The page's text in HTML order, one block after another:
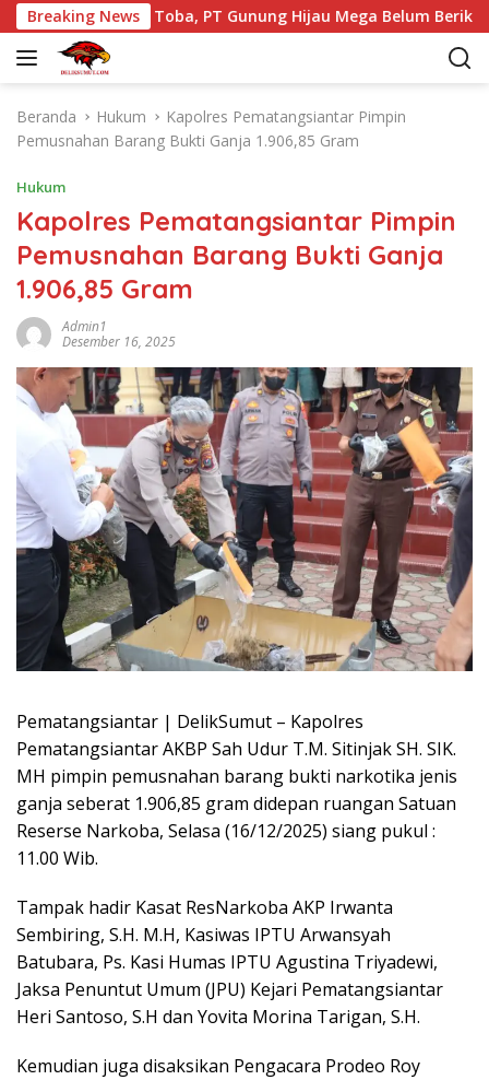
a
Breaking News
Tao Toba, PT Gunung Hijau Mega Belum Berikan
Beranda Hukum
Kapolres Pematangsiantar Pimpin
Pemusnahan Barang Bukti Ganja 1.906,85 Gram
Hukum
Kapolres Pematangsiantar Pimpin
Pemusnahan Barang Bukti Ganja
1.906,85 Gram
Admin1
Desember 16, 2025
Pematangsiantar | DelikSumut – Kapolres
Pematangsiantar AKBP Sah Udur T.M. Sitinjak SH. SIK.
MH pimpin pemusnahan barang bukti narkotika jenis
ganja seberat 1.906,85 gram didepan ruangan Satuan
Reserse Narkoba, Selasa (16/12/2025) siang pukul :
11.00 Wib.
Tampak hadir Kasat ResNarkoba AKP Irwanta
Sembiring, S.H. M.H, Kasiwas IPTU Arwansyah
Batubara, Ps. Kasi Humas IPTU Agustina Triyadewi,
Jaksa Penuntut Umum (JPU) Kejari Pematangsiantar
Heri Santoso, S.H dan Yovita Morina Tarigan, S.H.
Kemudian juga disaksikan Pengacara Prodeo Roy